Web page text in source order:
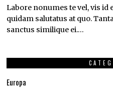
Labore nonumes te vel, vis
quidam salutatus at quo.
sanctus similique ei.…
Europa